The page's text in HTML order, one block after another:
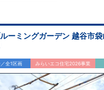
ン』 ◆便利な設備！ ・掃除に便
の日でも洗濯物が干せる『室内物
のお洗濯も安心
ーミングガーデン 越谷市
全1区画 みらいエコ住宅2026事業